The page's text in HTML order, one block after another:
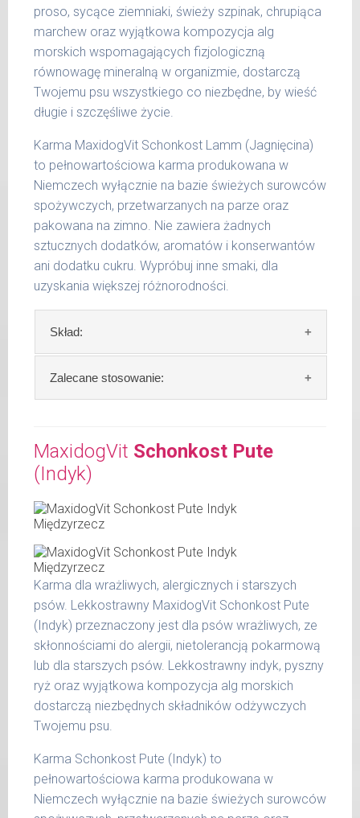
czynników.
Waga netto/Nr art.: 200 g/1005 | 400
g/1021 | 800 g/1029
proso, sycące ziemniaki, świeży szpinak, chrupiąca
marchew oraz wyjątkowa kompozycja alg
morskich wspomagających fizjologiczną
równowagę mineralną w organizmie, dostarczą
Twojemu psu wszystkiego co niezbędne, by wieść
długie i szczęśliwe życie.
Karma MaxidogVit Schonkost Lamm (Jagnięcina)
to pełnowartościowa karma produkowana w
Niemczech wyłącznie na bazie świeżych surowców
spożywczych, przetwarzanych na parze oraz
pakowana na zimno. Nie zawiera żadnych
sztucznych dodatków, aromatów i konserwantów
ani dodatku cukru. Wypróbuj inne smaki, dla
uzyskania większej różnorodności.
Skład:
Skład:mięso i produkty pochodzenia
zwierzęcego: 69% jagnięcina, 4% ziemniaki,
Szczegółowa analiza składu:
surowe białko 10,60 %
tłuszcz surowy 5,90 %
popiół surowy 1,90 %
włókno surowe 0,50 %
wilgotność 78,00 %
wapń 0,37 %
fosfor 0,24 %
Zalecane stosowanie:
świeży posiłek, oferujemy różne objętości
puszek. Zalecamy przechowywanie
otwartych opakowań w lodówce, nie dłużej
niż 2 dni.
MaxidogVit Schonkost Lamm (Jagnięcina)
psa
dzienna
porcja
do 5
kg
200 g
6 - 14
kg
15 -
25 kg
26 -
35 kg
MaxidogVit Schonkost Pute
(Indyk)
Karma dla wrażliwych, alergicznych i starszych
psów. Lekkostrawny MaxidogVit Schonkost Pute
(Indyk) przeznaczony jest dla psów wrażliwych, ze
skłonnościami do alergii, nietolerancją pokarmową
lub dla starszych psów. Lekkostrawny indyk, pyszny
ryż oraz wyjątkowa kompozycja alg morskich
dostarczą niezbędnych składników odżywczych
Twojemu psu.
Karma Schonkost Pute (Indyk) to
pełnowartościowa karma produkowana w
Niemczech wyłącznie na bazie świeżych surowców